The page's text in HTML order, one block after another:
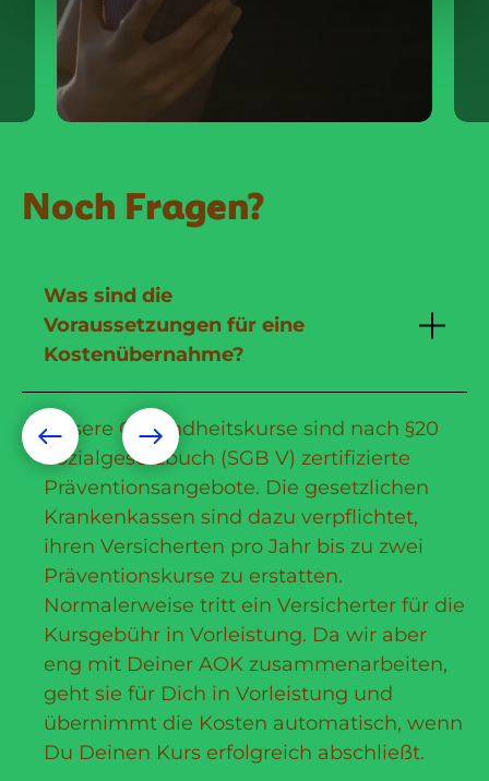
Noch Fragen?
Was sind die
Voraussetzungen für eine
Kostenübernahme?
Unsere Gesundheitskurse sind nach §20
Sozialgesetzbuch (SGB V) zertifizierte
Präventionsangebote. Die gesetzlichen
Krankenkassen sind dazu verpflichtet,
ihren Versicherten pro Jahr bis zu zwei
Präventionskurse zu erstatten.
Normalerweise tritt ein Versicherter für die
Kursgebühr in Vorleistung. Da wir aber
eng mit Deiner AOK zusammenarbeiten,
geht sie für Dich in Vorleistung und
übernimmt die Kosten automatisch, wenn
Du Deinen Kurs erfolgreich abschließt.